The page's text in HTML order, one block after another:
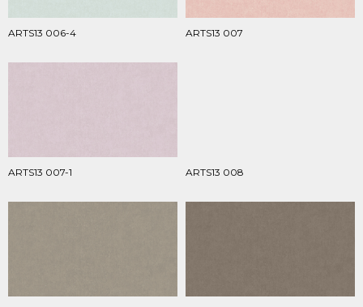
ARTS13 006-4 ARTS13 007
ARTS13 007-1 ARTS13 008